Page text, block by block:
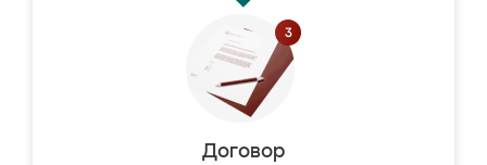
Договор